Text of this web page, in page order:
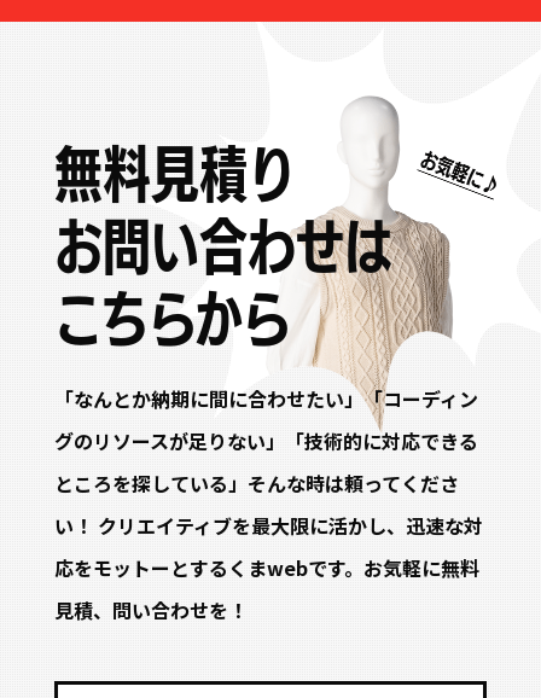
無料見積り
お問い合わせは
こちらから
「なんとか納期に間に合わせたい」「コーディン
グのリソースが足りない」「技術的に対応できる
ところを探している」そんな時は頼ってくださ
い！ クリエイティブを最大限に活かし、迅速な対
応をモットーとするくまwebです。お気軽に無料
見積、問い合わせを！